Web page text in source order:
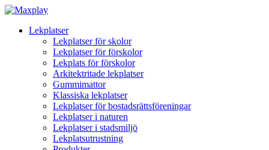
Lekplatser
Lekplatser för skolor
Lekplatser för förskolor
Lekplats för förskolor
Arkitektritade lekplatser
Gummimattor
Klassiska lekplatser
Lekplatser för bostadsrättsföreningar
Lekplatser i naturen
Lekplatser i stadsmiljö
Lekplatsutrustning